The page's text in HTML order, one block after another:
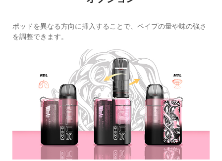
ポッドを異なる方向に挿入することで、ベイプの量や味の強さ
を調整できます。